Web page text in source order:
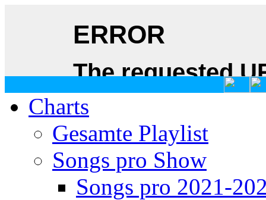
Charts
Gesamte Playlist
Songs pro Show
Songs pro 2021-